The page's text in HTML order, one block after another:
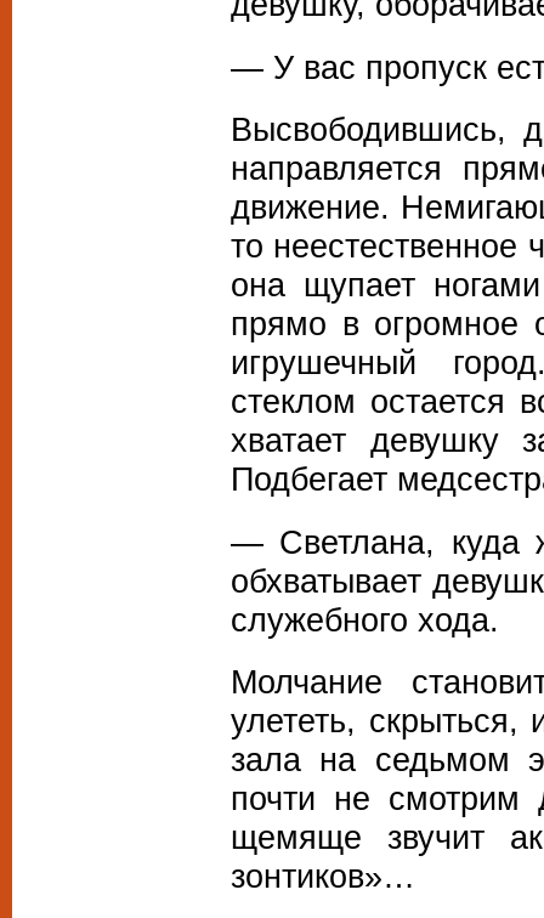
— У вас пропуск
Высвободившись,
направляется
движение.
то неестественное
она щупает
прямо в огромное
игрушечный
стеклом остается
хватает девушку
Подбегает
— Светлана,
обхватывает
служебного хода.
Молчание
улететь, скрыться,
зала на седьмом
почти не смотрим
щемяще звучит
зонтиков»…